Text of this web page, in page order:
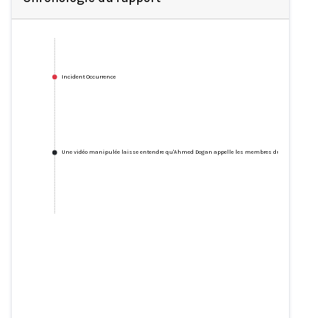
Incident Occurrence
Une vidéo manipulée laisse entendre qu'Ahmed Dogan appelle les membres du MRF à